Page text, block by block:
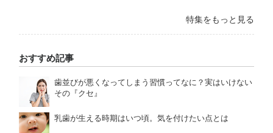
特集をもっと見る
おすすめ記事
歯並びが悪くなってしまう習慣ってなに？実はいけない
その『クセ』
乳歯が生える時期はいつ頃。気を付けたい点とは